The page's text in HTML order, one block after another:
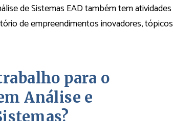
de Sistemas EAD também tem atividades
de empreendimentos inovadores, tópicos
para o
Análise e